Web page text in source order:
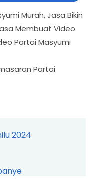
Murah, Jasa Bikin
Membuat Video
Partai Masyumi
Partai
2024